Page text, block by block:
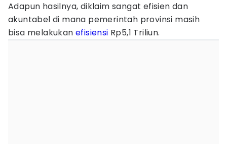
Adapun hasilnya, diklaim sangat efisien dan
akuntabel di mana pemerintah provinsi masih
bisa melakukan efisiensi Rp5,1 Triliun.